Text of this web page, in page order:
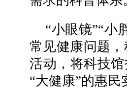
“小眼镜”“
常见健康问题
活动，将科技
“大健康”的惠民